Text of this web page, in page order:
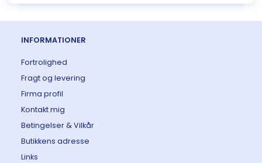
INFORMATIONER
Fortrolighed
Fragt og levering
Firma profil
Kontakt mig
Betingelser & Vilkår
Butikkens adresse
Links